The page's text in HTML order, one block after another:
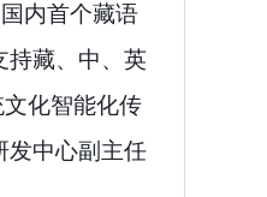
内首个藏语
持藏、中、英
化智能化传
发中心副主任